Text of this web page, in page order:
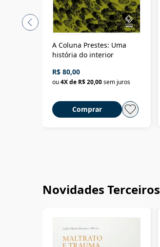
A Coluna Prestes: Uma
história do interior
R$ 80,00
ou4X de R$ 20,00sem juros
Comprar
Novidades Terceiros